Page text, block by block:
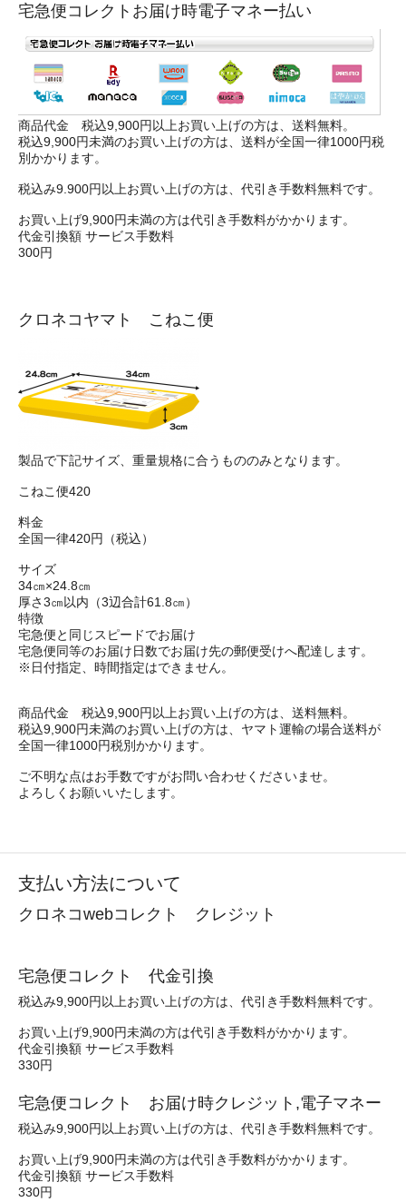
宅急便コレクトお届け時電子マネー払い
商品代金 税込9,900円以上お買い上げの方は、送料無料。
税込9,900円未満のお買い上げの方は、送料が全国一律1000円税
別かかります。
税込み9.900円以上お買い上げの方は、代引き手数料無料です。
お買い上げ9,900円未満の方は代引き手数料がかかります。
代金引換額 サービス手数料
300円
クロネコヤマト こねこ便
製品で下記サイズ、重量規格に合うもののみとなります。
こねこ便420
料金
全国一律420円（税込）
サイズ
34㎝×24.8㎝
厚さ3㎝以内（3辺合計61.8㎝）
特徴
宅急便と同じスピードでお届け
宅急便同等のお届け日数でお届け先の郵便受けへ配達します。
※日付指定、時間指定はできません。
商品代金 税込9,900円以上お買い上げの方は、送料無料。
税込9,900円未満のお買い上げの方は、ヤマト運輸の場合送料が
全国一律1000円税別かかります。
ご不明な点はお手数ですがお問い合わせくださいませ。
よろしくお願いいたします。
支払い方法について
クロネコwebコレクト クレジット
宅急便コレクト 代金引換
税込み9,900円以上お買い上げの方は、代引き手数料無料です。
お買い上げ9,900円未満の方は代引き手数料がかかります。
代金引換額 サービス手数料
330円
宅急便コレクト お届け時クレジット,電子マネー
税込み9,900円以上お買い上げの方は、代引き手数料無料です。
お買い上げ9,900円未満の方は代引き手数料がかかります。
代金引換額 サービス手数料
330円